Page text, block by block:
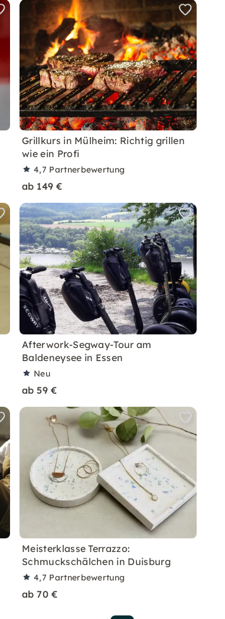
Grillkurs in Mülheim: Richtig grillen
wie ein Profi
4,7 Partnerbewertung
ab 149 €
Afterwork-Segway-Tour am
Baldeneysee in Essen
Neu
ab 59 €
Meisterklasse Terrazzo:
Schmuckschälchen in Duisburg
4,7 Partnerbewertung
ab 70 €